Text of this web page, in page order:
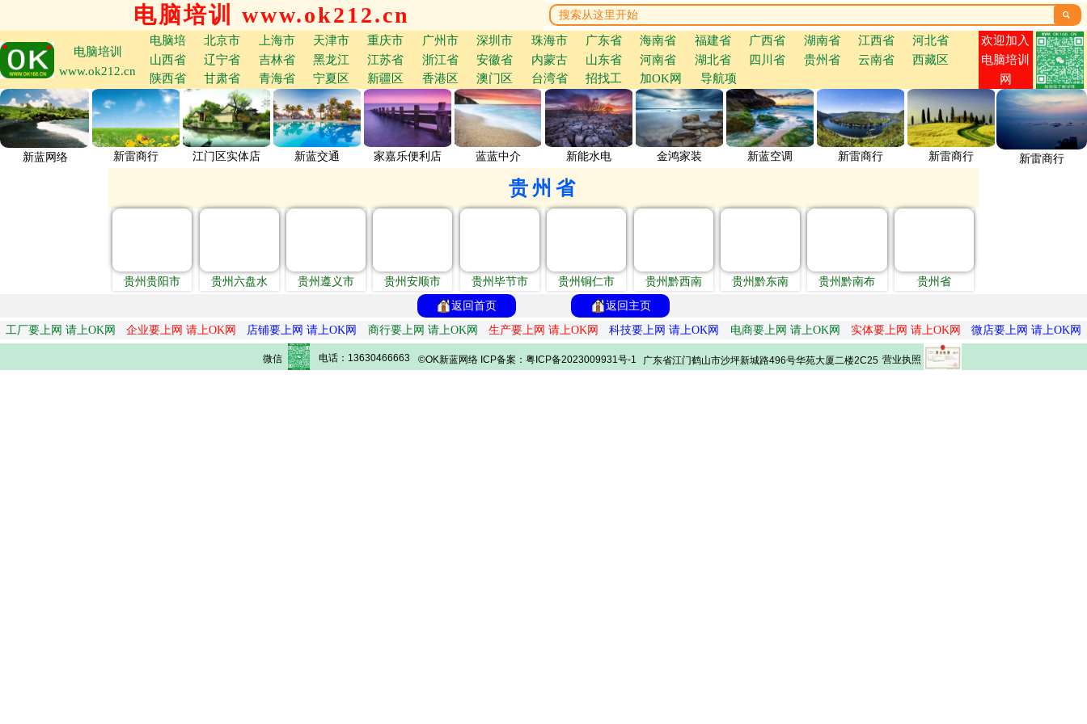
电脑培训 www.ok212.cn 
电脑培训
www.ok212.cn
电脑培 北京市 上海市 天津市 重庆市 广州市 深圳市 珠海市 广东省 海南省 福建省 广西省 湖南省 江西省
河北省
山西省
辽宁省 吉林省 黑龙江 江苏省 浙江省 安徽省 内蒙古 山东省 河南省 湖北省 四川省 贵州省 云南省
西藏区
陕西省
甘肃省 青海省 宁夏区 新疆区 香港区 澳门区 台湾省 招找工 加OK网 导航项
欢迎加入
电脑培训
网
新蓝网络 新雷商行 江门区实体店 新蓝交通 家嘉乐便利店 蓝蓝中介 新能水电 金鸿家装 新蓝空调 新雷商行 新雷商行 新雷商行
贵州省
贵州贵阳市 贵州六盘水 贵州遵义市 贵州安顺市 贵州毕节市 贵州铜仁市 贵州黔西南 贵州黔东南 贵州黔南布
贵州省
返回首页
返回主页
工厂要上网 请上OK网
企业要上网 请上OK网 店铺要上网 请上OK网 商行要上网 请上OK网 生产要上网 请上OK网 科技要上网 请上OK网 电商要上网 请上OK网 实体要上网 请上OK网 微店要上网 请上OK网
微信 电话：13630466663 ©OK新蓝网络 ICP备案：粤ICP备2023009931号-1 广东省江门鹤山市沙坪新城路496号华苑大厦二楼2C25 营业执照